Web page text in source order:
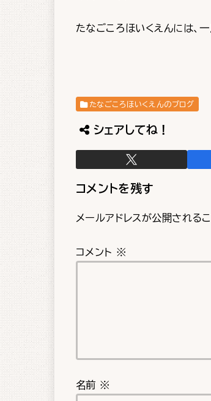
たなごころほいくえんには、
たなごころほいくえんのブログ
シェアしてね！
コメントを残す
メールアドレスが公開される
コメント ※
名前 ※